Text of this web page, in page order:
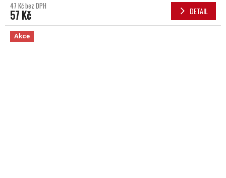
47 Kč bez DPH
57 Kč DETAIL
Akce